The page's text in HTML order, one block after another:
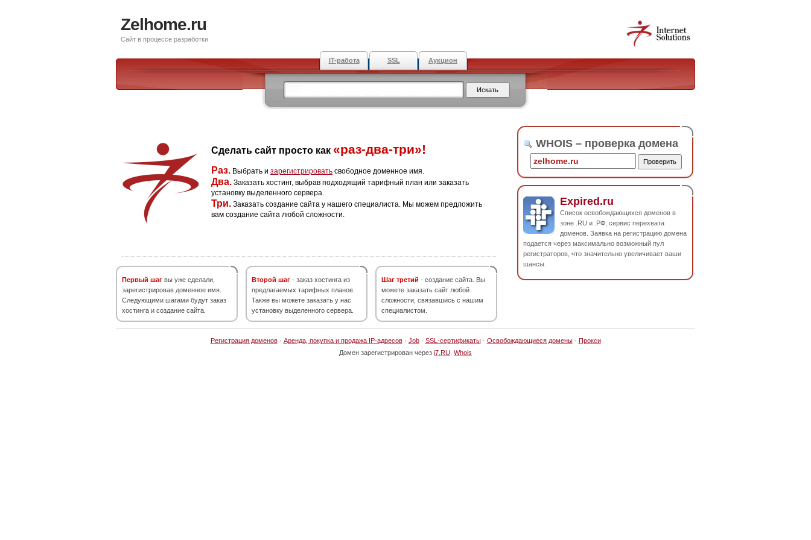
Zelhome.ru
Сайт в процессе разработки
IT-работа SSL Аукцион
Сделать сайт просто как «раз-два-три»!
Раз. Выбрать и зарегистрировать свободное доменное имя.
Два. Заказать хостинг, выбрав подходящий тарифный план или заказать
установку выделенного сервера.
Три. Заказать создание сайта у нашего специалиста. Мы можем предложить
вам создание сайта любой сложности.
Первый шаг вы уже сделали,
зарегистрировав доменное имя.
Следующими шагами будут заказ
хостинга и создание сайта.
Второй шаг - заказ хостинга из
предлагаемых тарифных планов.
Также вы можете заказать у нас
установку выделенного сервера.
Шаг третий - создание сайта. Вы
можете заказать сайт любой
сложности, связавшись с нашим
специалистом.
WHOIS – проверка домена
Expired.ru
Список освобождающихся доменов в
зоне .RU и .РФ, сервис перехвата
доменов. Заявка на регистрацию домена
подается через максимально возможный пул
регистраторов, что значительно увеличивает ваши
шансы.
Регистрация доменов· Аренда, покупка и продажа IP-адресов· Job· SSL-сертификаты· Освобождающиеся домены· Прокси
Домен зарегистрирован через i7.RU Whois